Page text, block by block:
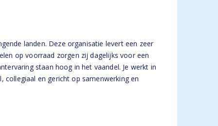
landen. Deze organisatie levert een zeer
op voorraad zorgen zij dagelijks voor een
staan hoog in het vaandel. Je werkt in
en gericht op samenwerking en